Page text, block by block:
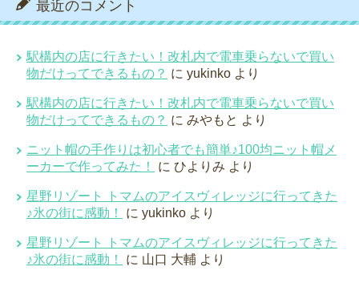
最近のコメント
駅構内の店に行きたい！改札内で電車乗らないで買い
物だけってできるもの？ に yukinko より
駅構内の店に行きたい！改札内で電車乗らないで買い
物だけってできるもの？ に みやもと より
ニット帽の手作りは初心者でも簡単♪100均ニット帽メ
ーカーで作ってみた！
に ひよりみ より
星野リゾート トマムのアイスヴィレッジに行ってきた
♪氷の街に感動！
に yukinko より
星野リゾート トマムのアイスヴィレッジに行ってきた
♪氷の街に感動！
に 山口 大輔 より